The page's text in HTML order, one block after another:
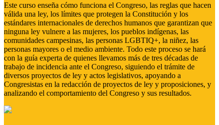
Este curso enseña cómo funciona el Congreso, las reglas que hacen
válida una ley, los límites que protegen la Constitución y los
estándares internacionales de derechos humanos que garantizan que
ninguna ley vulnere a las mujeres, los pueblos indígenas, las
comunidades campesinas, las personas LGBTIQ+, la niñez, las
personas mayores o el medio ambiente. Todo este proceso se hará
con la guía experta de quienes llevamos más de tres décadas de
trabajo de incidencia ante el Congreso, siguiendo el trámite de
diversos proyectos de ley y actos legislativos, apoyando a
Congresistas en la redacción de proyectos de ley y proposiciones, y
analizando el comportamiento del Congreso y sus resultados.